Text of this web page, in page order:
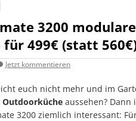
3200 modulare
499€ (statt
Jetzt kommentieren
euch nicht mehr und im
Outdoorküche aussehen? Dann
3200 ziemlich interessant: